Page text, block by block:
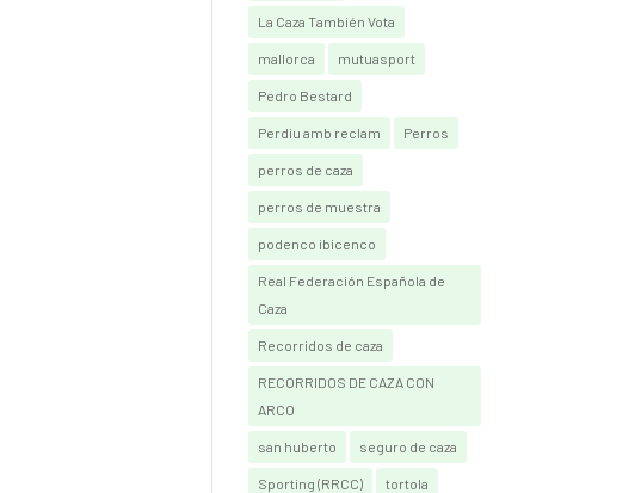
La Caza También Vota
mallorca mutuasport
Pedro Bestard
Perdiu amb reclam Perros
perros de caza
perros de muestra
podenco ibicenco
Real Federación Española de
Caza
Recorridos de caza
RECORRIDOS DE CAZA CON
ARCO
san huberto seguro de caza
Sporting (RRCC) tortola